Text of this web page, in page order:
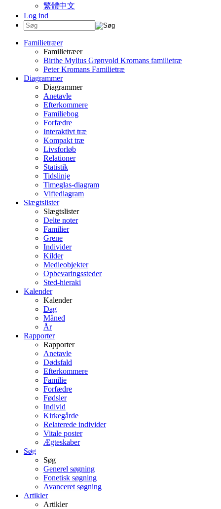
繁體中文
Log ind
Familietræer
Familietræer
Birthe Mylius Grønvold Kromans familietræ
Peter Kromans Familietræ
Diagrammer
Diagrammer
Anetavle
Efterkommere
Familiebog
Forfædre
Interaktivt træ
Kompakt træ
Livsforløb
Relationer
Statistik
Tidslinje
Timeglas-diagram
Viftediagram
Slægtslister
Slægtslister
Delte noter
Familier
Grene
Individer
Kilder
Medieobjekter
Opbevaringssteder
Sted-hieraki
Kalender
Kalender
Dag
Måned
År
Rapporter
Rapporter
Anetavle
Dødsfald
Efterkommere
Familie
Forfædre
Fødsler
Individ
Kirkegårde
Relaterede individer
Vitale poster
Ægteskaber
Søg
Søg
Generel søgning
Fonetisk søgning
Avanceret søgning
Artikler
Artikler